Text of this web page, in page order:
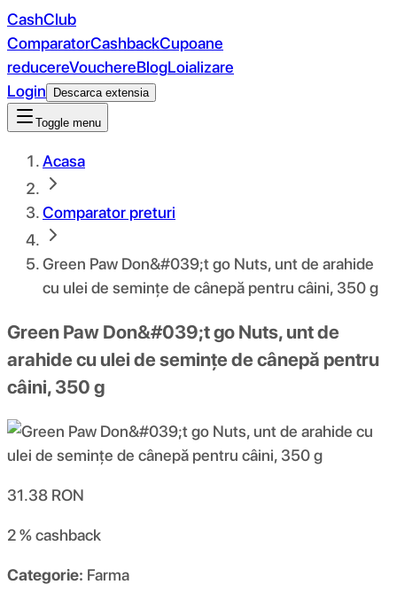
CashClub
ComparatorCashbackCupoane
reducereVouchereBlogLoializare
Login
Descarca extensia
Toggle menu
Acasa
Comparator preturi
Green Paw Don&#039;t go Nuts, unt de arahide
cu ulei de semințe de cânepă pentru câini, 350 g
Green Paw Don&#039;t go Nuts, unt de
arahide cu ulei de semințe de cânepă pentru
câini, 350 g
31.38 RON
2 %cashback
Categorie: Farma